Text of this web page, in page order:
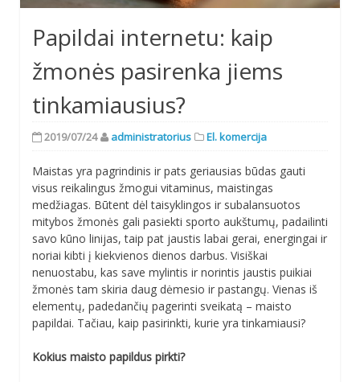
Papildai internetu: kaip
žmonės pasirenka jiems
tinkamiausius?
2019/07/24 administratorius El. komercija
Maistas yra pagrindinis ir pats geriausias būdas gauti
visus reikalingus žmogui vitaminus, maistingas
medžiagas. Būtent dėl taisyklingos ir subalansuotos
mitybos žmonės gali pasiekti sporto aukštumų, padailinti
savo kūno linijas, taip pat jaustis labai gerai, energingai ir
noriai kibti į kiekvienos dienos darbus. Visiškai
nenuostabu, kas save mylintis ir norintis jaustis puikiai
žmonės tam skiria daug dėmesio ir pastangų. Vienas iš
elementų, padedančių pagerinti sveikatą – maisto
papildai. Tačiau, kaip pasirinkti, kurie yra tinkamiausi?
Kokius maisto papildus pirkti?